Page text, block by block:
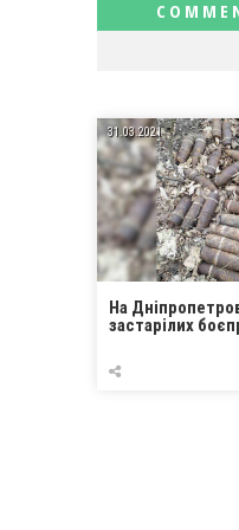
31.03.2021
На
застарілих